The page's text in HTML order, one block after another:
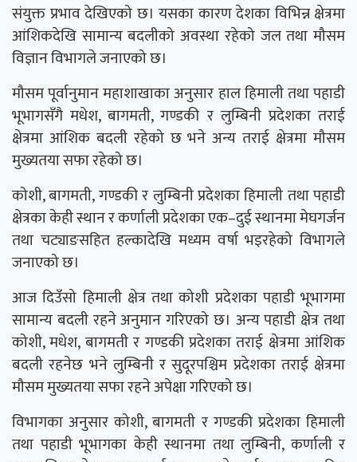
संयुक्त प्रभाव देखिएको छ। यसका कारण देशका विभिन्न क्षेत्रमा
आंशिकदेखि सामान्य बदलीको अवस्था रहेको जल तथा मौसम
विज्ञान विभागले जनाएको छ।
मौसम पूर्वानुमान महाशाखाका अनुसार हाल हिमाली तथा पहाडी
भूभागसँगै मधेश, बागमती, गण्डकी र लुम्बिनी प्रदेशका तराई
क्षेत्रमा आंशिक बदली रहेको छ भने अन्य तराई क्षेत्रमा मौसम
मुख्यतया सफा रहेको छ।
कोशी, बागमती, गण्डकी र लुम्बिनी प्रदेशका हिमाली तथा पहाडी
क्षेत्रका केही स्थान र कर्णाली प्रदेशका एक–दुई स्थानमा मेघगर्जन
तथा चट्याङसहित हल्कादेखि मध्यम वर्षा भइरहेको विभागले
जनाएको छ।
आज दिउँसो हिमाली क्षेत्र तथा कोशी प्रदेशका पहाडी भूभागमा
सामान्य बदली रहने अनुमान गरिएको छ। अन्य पहाडी क्षेत्र तथा
कोशी, मधेश, बागमती र गण्डकी प्रदेशका तराई क्षेत्रमा आंशिक
बदली रहनेछ भने लुम्बिनी र सुदूरपश्चिम प्रदेशका तराई क्षेत्रमा
मौसम मुख्यतया सफा रहने अपेक्षा गरिएको छ।
विभागका अनुसार कोशी, बागमती र गण्डकी प्रदेशका हिमाली
तथा पहाडी भूभागका केही स्थानमा तथा लुम्बिनी, कर्णाली र